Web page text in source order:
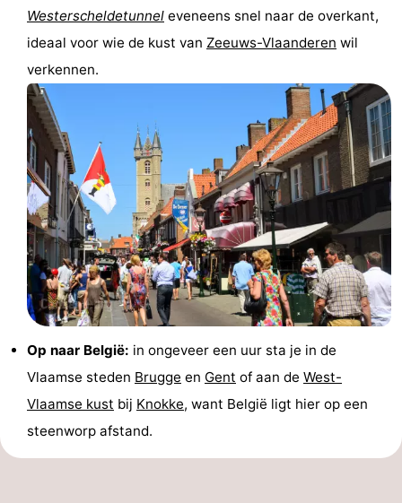
Westerscheldetunnel eveneens snel naar de overkant,
ideaal voor wie de kust van Zeeuws-Vlaanderen wil
verkennen.
Op naar België: in ongeveer een uur sta je in de
Vlaamse steden Brugge en Gent of aan de West-
Vlaamse kust bij Knokke, want België ligt hier op een
steenworp afstand.